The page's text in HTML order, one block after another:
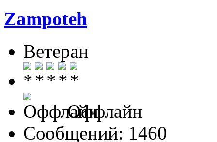
Zampoteh
Ветеран
Оффлайн
Сообщений: 1460